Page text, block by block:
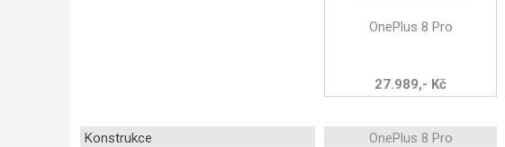
OnePlus 8 Pro
27.989,- Kč
Konstrukce OnePlus 8 Pro